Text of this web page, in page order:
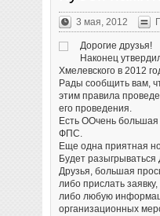
американском штате
продолжался около
высоте 1,5 километров
парашют. За онлайн-
стратосферы в YouTube
человек. Известно, что
падении превысила
официального
прыжке сумел
планировалось), пока нет.
3 мая, 2012
Дорогие друзья!
Наконец
Хмелевского в 2012
Рады сообщить вам,
этим правила
его проведения.
Есть ООчень большая
ФПС.
Еще одна приятная
Будет
Друзья, большая
либо прислать заявку,
либо любую
организационных